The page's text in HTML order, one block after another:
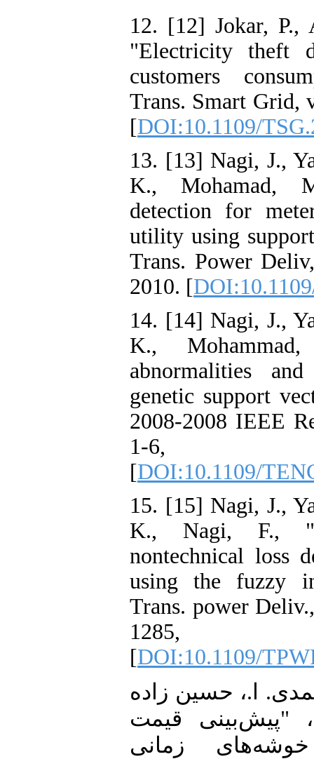
12. [12] Jokar, P.,
"Electricity theft
customers
Trans. Smart Grid,
[DOI:10.1109/
13. [13] Nagi, J.,
K., Mohamad,
detection for
utility using
Trans. Power
2010. [
14. [14] Nagi, J.,
K.,
abnormalities
genetic support
2008-2008 IEEE
1-6,
[DOI:10.1109/
15. [15] Nagi, J.,
K., Nagi, F.,
nontechnical loss
using the fuzzy
Trans. power
[DOI:10.1109/
ا.، حسین زاده
"پیش‌بینی قیمت
زمانی